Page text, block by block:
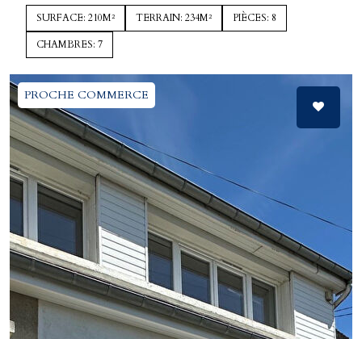
SURFACE: 210M² TERRAIN: 234M² PIÈCES: 8
CHAMBRES: 7
PROCHE COMMERCE